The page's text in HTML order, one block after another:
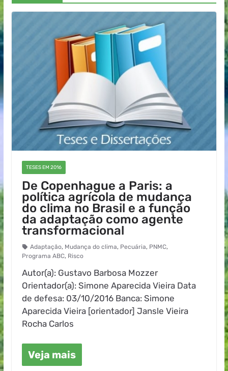
TESES EM 2016
De Copenhague a Paris: a
política agrícola de mudança
do clima no Brasil e a função
da adaptação como agente
transformacional
Adaptação, Mudança do clima, Pecuária, PNMC,
Programa ABC, Risco
Autor(a): Gustavo Barbosa Mozzer
Orientador(a): Simone Aparecida Vieira Data
de defesa: 03/10/2016 Banca: Simone
Aparecida Vieira [orientador] Jansle Vieira
Rocha Carlos
Veja mais